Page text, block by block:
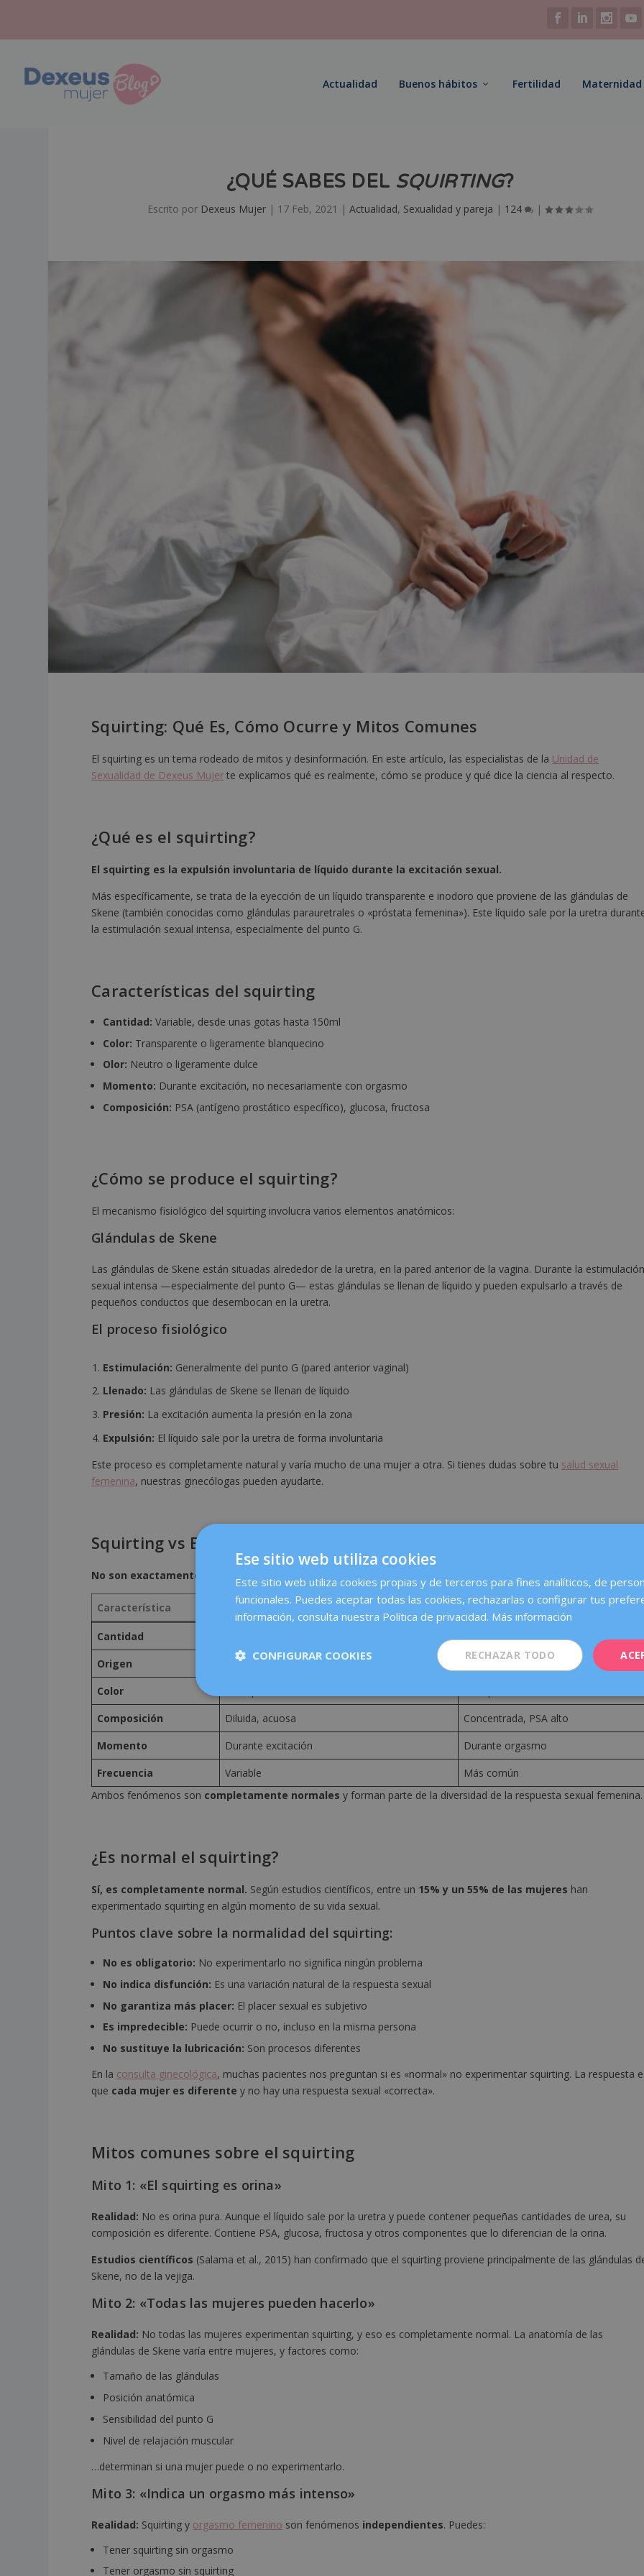
Actualidad Buenos hábitos Fertilidad Maternidad
¿QUÉ SABES DEL SQUIRTING?
Escrito por Dexeus Mujer | 17 Feb, 2021 |Actualidad, Sexualidad y pareja | 124 |
Squirting: Qué Es, Cómo Ocurre y Mitos Comunes
El squirting es un tema rodeado de mitos y desinformación. En este artículo, las especialistas de la Unidad de
Sexualidad de Dexeus Mujer te explicamos qué es realmente, cómo se produce y qué dice la ciencia al respecto.
¿Qué es el squirting?
El squirting es la expulsión involuntaria de líquido durante la excitación sexual.
Más específicamente, se trata de la eyección de un líquido transparente e inodoro que proviene de las glándulas de
Skene (también conocidas como glándulas parauretrales o «próstata femenina»). Este líquido sale por la uretra
la estimulación sexual intensa, especialmente del punto G.
Características del squirting
Cantidad: Variable, desde unas gotas hasta 150ml
Color: Transparente o ligeramente blanquecino
Olor: Neutro o ligeramente dulce
Momento: Durante excitación, no necesariamente con orgasmo
Composición: PSA (antígeno prostático específico), glucosa, fructosa
¿Cómo se produce el squirting?
El mecanismo fisiológico del squirting involucra varios elementos anatómicos:
Glándulas de Skene
Las glándulas de Skene están situadas alrededor de la uretra, en la pared anterior de la vagina. Durante la
sexual intensa —especialmente del punto G— estas glándulas se llenan de líquido y pueden expulsarlo a través de
pequeños conductos que desembocan en la uretra.
El proceso fisiológico
Estimulación: Generalmente del punto G (pared anterior vaginal)
Llenado: Las glándulas de Skene se llenan de líquido
Presión: La excitación aumenta la presión en la zona
Expulsión: El líquido sale por la uretra de forma involuntaria
Este proceso es completamente natural y varía mucho de una mujer a otra. Si tienes dudas sobre tu salud sexual
femenina, nuestras ginecólogas pueden ayudarte.
Squirting vs Eyaculación femenina: ¿Son lo mismo?
No son exactamente lo mismo. Aunque a menudo se usan indistintamente, existen diferencias:
Característica Squirting Eyaculación femenina
Cantidad
Pequeña (1-5ml)
Origen
Uretra/vejiga + glándulas Skene
Glándulas Skene
Color
Composición
Diluida, acuosa
Concentrada, PSA alto
Momento
Durante excitación
Durante orgasmo
Frecuencia
Variable
Más común
Ambos fenómenos son completamente normales y forman parte de la diversidad de la respuesta sexual femenina.
¿Es normal el squirting?
Sí, es completamente normal. Según estudios científicos, entre un 15% y un 55% de las mujeres han
experimentado squirting en algún momento de su vida sexual.
Puntos clave sobre la normalidad del squirting:
No es obligatorio: No experimentarlo no significa ningún problema
No indica disfunción: Es una variación natural de la respuesta sexual
No garantiza más placer: El placer sexual es subjetivo
Es impredecible: Puede ocurrir o no, incluso en la misma persona
No sustituye la lubricación: Son procesos diferentes
En la consulta ginecológica, muchas pacientes nos preguntan si es «normal» no experimentar squirting. La respuesta
que cada mujer es diferente y no hay una respuesta sexual «correcta».
Mitos comunes sobre el squirting
Mito 1: «El squirting es orina»
Realidad: No es orina pura. Aunque el líquido sale por la uretra y puede contener pequeñas cantidades de urea, su
composición es diferente. Contiene PSA, glucosa, fructosa y otros componentes que lo diferencian de la orina.
Estudios científicos (Salama et al., 2015) han confirmado que el squirting proviene principalmente de las glándulas
Skene, no de la vejiga.
Mito 2: «Todas las mujeres pueden hacerlo»
Realidad: No todas las mujeres experimentan squirting, y eso es completamente normal. La anatomía de las
glándulas de Skene varía entre mujeres, y factores como:
Tamaño de las glándulas
Posición anatómica
Sensibilidad del punto G
Nivel de relajación muscular
…determinan si una mujer puede o no experimentarlo.
Mito 3: «Indica un orgasmo más intenso»
Realidad: Squirting y orgasmo femenino son fenómenos independientes. Puedes:
Tener squirting sin orgasmo
Tener orgasmo sin squirting
Ese sitio web utiliza cookies
Este sitio web utiliza cookies propias y de terceros para fines analíticos, de
funcionales. Puedes aceptar todas las cookies, rechazarlas o configurar tus
información, consulta nuestra Política de privacidad. Más información
RECHAZAR TODO
CONFIGURAR COOKIES